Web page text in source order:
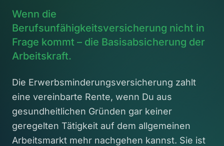
Wenn die
Berufsunfähigkeitsversicherung nicht in
Frage kommt – die Basisabsicherung der
Arbeitskraft.
Die Erwerbsminderungsversicherung zahlt
eine vereinbarte Rente, wenn Du aus
gesundheitlichen Gründen gar keiner
geregelten Tätigkeit auf dem allgemeinen
Arbeitsmarkt mehr nachgehen kannst. Sie ist